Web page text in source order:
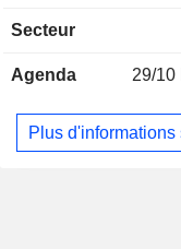
services de mobilité. A fin 2025, le groupe dispose de 25
du CA est la
Afrique et Moyen
Secteur
Agenda 29/10
Plus